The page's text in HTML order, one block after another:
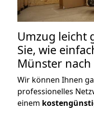
Umzug leicht
Sie, wie
Münster nach
Wir können Ihnen
professionelles
einem